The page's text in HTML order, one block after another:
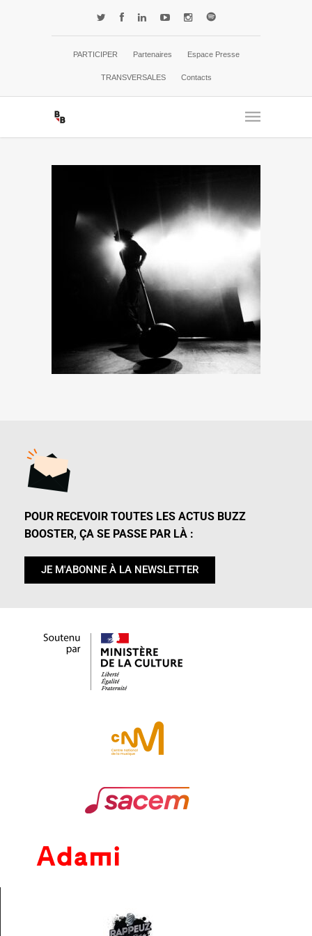
PARTICIPER Partenaires Espace Presse
TRANSVERSALES Contacts
POUR RECEVOIR TOUTES LES ACTUS BUZZ
BOOSTER, ÇA SE PASSE PAR LÀ :
JE M'ABONNE À LA NEWSLETTER